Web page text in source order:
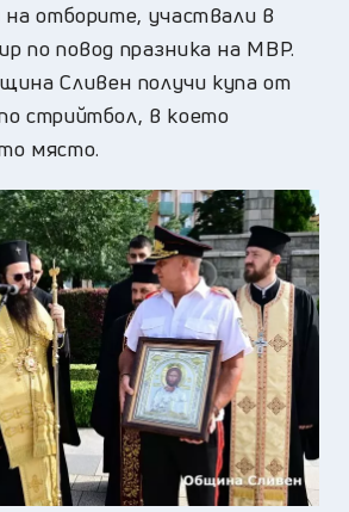
на отборите, участвали в
по повод празника на МВР.
Сливен получи купа от
стрийтбол, в което
място.